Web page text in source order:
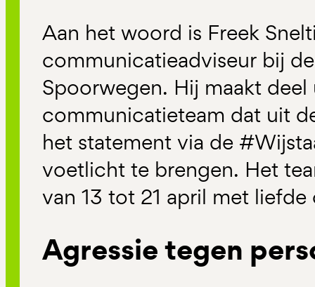
Aan het woord is Freek
communicatieadviseur bij
Spoorwegen. Hij maakt
communicatieteam dat uit
het statement via de
voetlicht te brengen. Het
van 13 tot 21 april met liefde
Agressie tegen